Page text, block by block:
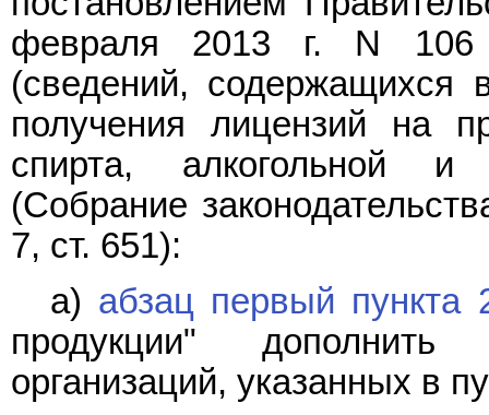
февраля 2013 г. N 106
(сведений,
получения лицензий на
спирта, алкогольной и
(Собрание
7, ст. 651):
а) абзац первый пункта
продукции"
организаций, указанных в